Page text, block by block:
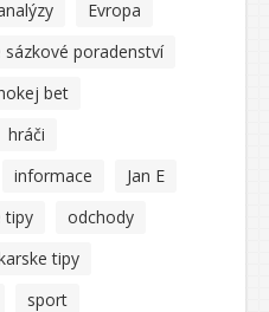
Evropa
sázkové poradenství
bet
hráči
informace
Jan E
tipy
odchody
tipy
sport